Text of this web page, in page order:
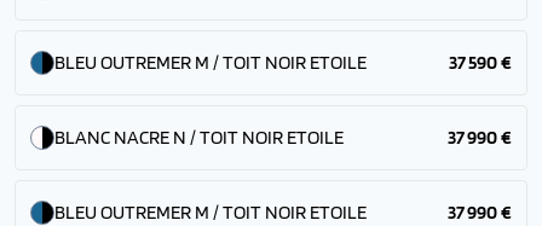
BLEU OUTREMER M / TOIT NOIR ETOILE 37 590 €
BLANC NACRE N / TOIT NOIR ETOILE 37 990 €
BLEU OUTREMER M / TOIT NOIR ETOILE 37 990 €